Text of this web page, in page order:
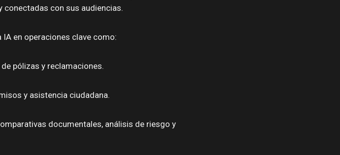
con sus audiencias.
en operaciones clave como:
pólizas y reclamaciones.
y asistencia ciudadana.
documentales, análisis de riesgo y